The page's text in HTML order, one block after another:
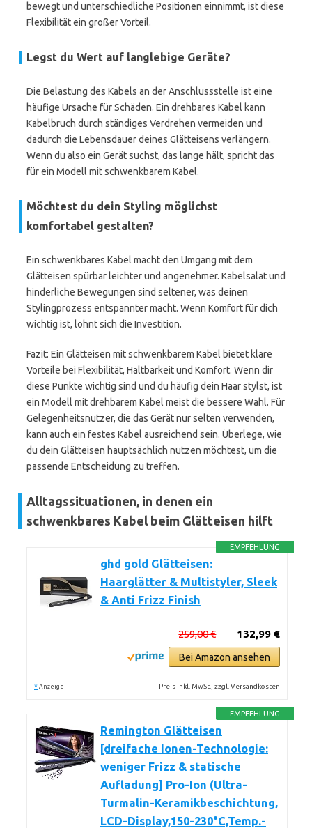
bewegt und unterschiedliche Positionen einnimmt, ist diese
Flexibilität ein großer Vorteil.
Legst du Wert auf langlebige Geräte?
Die Belastung des Kabels an der Anschlussstelle ist eine
häufige Ursache für Schäden. Ein drehbares Kabel kann
Kabelbruch durch ständiges Verdrehen vermeiden und
dadurch die Lebensdauer deines Glätteisens verlängern.
Wenn du also ein Gerät suchst, das lange hält, spricht das
für ein Modell mit schwenkbarem Kabel.
Möchtest du dein Styling möglichst
komfortabel gestalten?
Ein schwenkbares Kabel macht den Umgang mit dem
Glätteisen spürbar leichter und angenehmer. Kabelsalat und
hinderliche Bewegungen sind seltener, was deinen
Stylingprozess entspannter macht. Wenn Komfort für dich
wichtig ist, lohnt sich die Investition.
Fazit: Ein Glätteisen mit schwenkbarem Kabel bietet klare
Vorteile bei Flexibilität, Haltbarkeit und Komfort. Wenn dir
diese Punkte wichtig sind und du häufig dein Haar stylst, ist
ein Modell mit drehbarem Kabel meist die bessere Wahl. Für
Gelegenheitsnutzer, die das Gerät nur selten verwenden,
kann auch ein festes Kabel ausreichend sein. Überlege, wie
du dein Glätteisen hauptsächlich nutzen möchtest, um die
passende Entscheidung zu treffen.
Alltagssituationen, in denen ein
schwenkbares Kabel beim Glätteisen hilft
EMPFEHLUNG
ghd gold Glätteisen:
Haarglätter & Multistyler, Sleek
& Anti Frizz Finish
132,99 €
259,00 €
Bei Amazon ansehen
* Anzeige Preis inkl. MwSt., zzgl. Versandkosten
EMPFEHLUNG
Remington Glätteisen
[dreifache Ionen-Technologie:
weniger Frizz & statische
Aufladung] Pro-Ion (Ultra-
Turmalin-Keramikbeschichtung,
LCD-Display,150-230°C,Temp.-